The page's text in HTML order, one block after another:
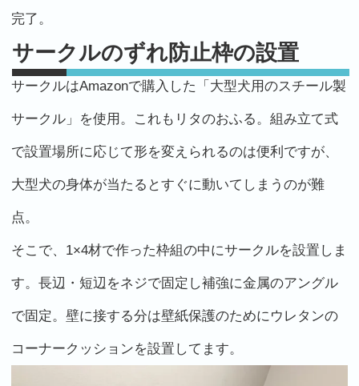
完了。
サークルのずれ防止枠の設置
サークルはAmazonで購入した「大型犬用のスチール製
サークル」を使用。これもリタのおふる。組み立て式
で設置場所に応じて形を変えられるのは便利ですが、
大型犬の身体が当たるとすぐに動いてしまうのが難
点。
そこで、1×4材で作った枠組の中にサークルを設置しま
す。長辺・短辺をネジで固定し補強に金属のアングル
で固定。壁に接する分は壁紙保護のためにウレタンの
コーナークッションを設置してます。